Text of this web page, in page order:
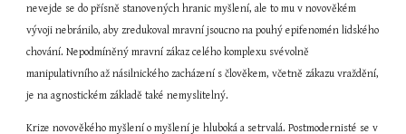
nevejde se do přísně stanovených hranic myšlení, ale to mu v novověkém
vývoji nebránilo, aby zredukoval mravní jsoucno na pouhý epifenomén lidského
chování. Nepodmíněný mravní zákaz celého komplexu svévolně
manipulativního až násilnického zacházení s člověkem, včetně zákazu vraždění,
je na agnostickém základě také nemyslitelný.
Krize novověkého myšlení o myšlení je hluboká a setrvalá. Postmodernisté se v